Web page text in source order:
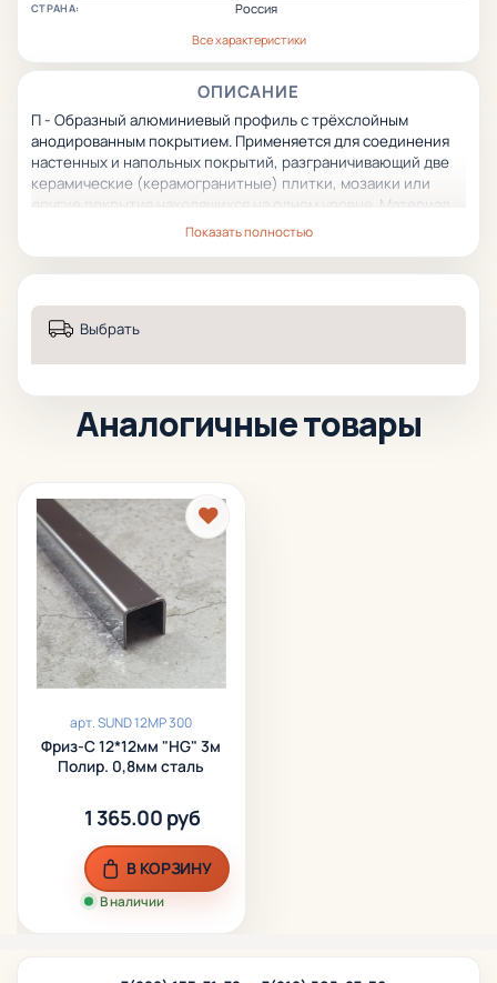
СТРАНА:
Россия
Все характеристики
ОПИСАНИЕ
П - Образный алюминиевый профиль с трёхслойным
анодированным покрытием. Применяется для соединения
настенных и напольных покрытий, разграничивающий две
керамические (керамогранитные) плитки, мозаики или
другие покрытия находящихся на одном уровне. Материал
профиля стоек к химическим воздействиям моющих
Показать полностью
Выбрать
Аналогичные товары
арт.SUND 12MP 300
Фриз-С 12*12мм "HG" 3м
Полир. 0,8мм сталь
1 365.00 руб
В наличии
В КОРЗИНУ